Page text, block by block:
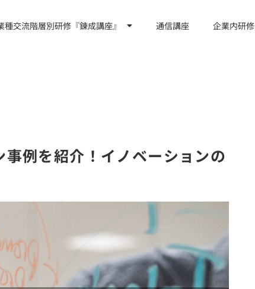
種交流階層別研修『錬成講座』 通信講座 企業内研修
例を紹介！イノベーションの